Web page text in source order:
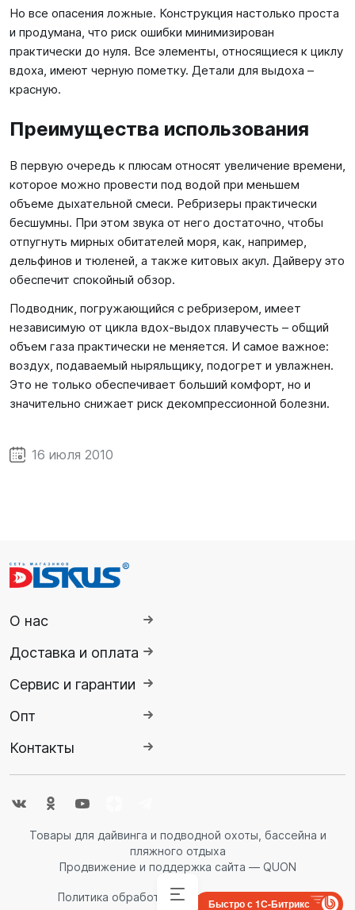
Аксессуары Ножи,
Аксессуары Ласты
Спасательные
Аксессуары Очки
ГидрокостюмыОбувь
ГидрокостюмыСнаряжение
ГермопродукцияКомбинезоны
Но все опасения ложные. Конструкция настолько проста
и продумана, что риск ошибки минимизирован
практически до нуля. Все элементы, относящиеся к циклу
вдоха, имеют черную пометку. Детали для выдоха –
красную.
Преимущества использования
В первую очередь к плюсам относят увеличение времени,
которое можно провести под водой при меньшем
объеме дыхательной смеси. Ребризеры практически
бесшумны. При этом звука от него достаточно, чтобы
отпугнуть мирных обитателей моря, как, например,
дельфинов и тюленей, а также китовых акул. Дайверу это
обеспечит спокойный обзор.
Подводник, погружающийся с ребризером, имеет
независимую от цикла вдох-выдох плавучесть – общий
объем газа практически не меняется. И самое важное:
воздух, подаваемый ныряльщику, подогрет и увлажнен.
Это не только обеспечивает больший комфорт, но и
значительно снижает риск декомпрессионной болезни.
16 июля 2010
О нас
Доставка и оплата
Сервис и гарантии
Опт
Контакты
Товары для дайвинга и подводной охоты, бассейна и
пляжного отдыха
Продвижение и поддержка сайта — QUON
Политика обработки персональных данных
Быстро с 1С-Битрикс